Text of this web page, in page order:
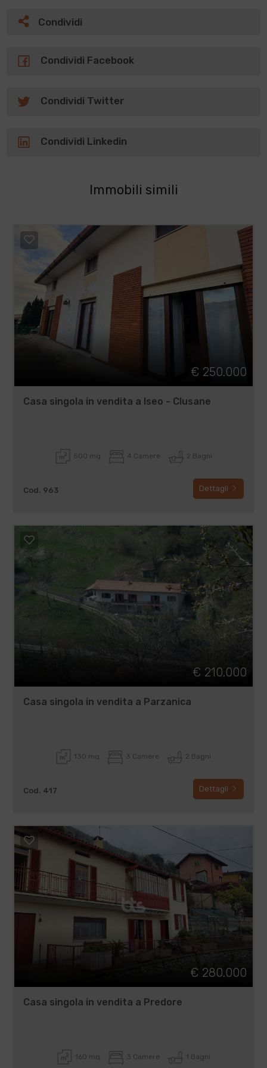
Condividi
Condividi Facebook
Condividi Twitter
Condividi Linkedin
Immobili simili
€ 250.000
Casa singola in vendita a Iseo - Clusane
500 mq 4 Camere 2 Bagni
Cod. 963 Dettagli
€ 210.000
Casa singola in vendita a Parzanica
130 mq 3 Camere 2 Bagni
Cod. 417 Dettagli
€ 280.000
Casa singola in vendita a Predore
160 mq 3 Camere 1 Bagni